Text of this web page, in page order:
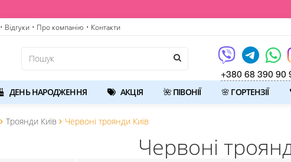
• Відгуки • Про компанію • Контакти
+380 68 390 90
ДЕНЬ НАРОДЖЕННЯ АКЦІЯ 🌺 ПІВОНІЇ 🌸 ГОРТЕНЗІЇ
Троянди Київ Червоні троянди Київ
Червоні